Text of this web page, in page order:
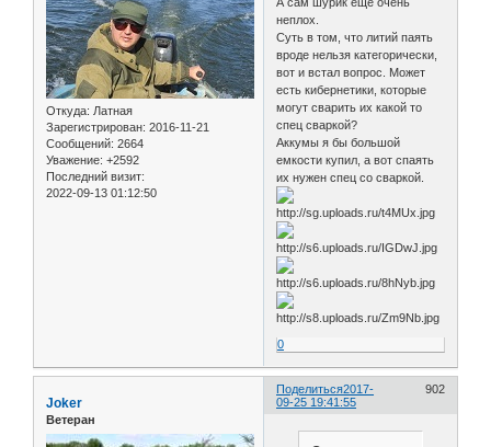
Откуда: Латная
Зарегистрирован: 2016-11-21
Сообщений: 2664
Уважение: +2592
Последний визит:
2022-09-13 01:12:50
А сам шурик еще очень
неплох.
Суть в том, что литий паять
вроде нельзя категорически,
вот и встал вопрос. Может
есть кибернетики, которые
могут сварить их какой то
спец сваркой?
Аккумы я бы большой
емкости купил, а вот спаять
их нужен спец со сваркой.
0
Поделиться 902
2017-
09-25 19:41:55
Joker
Ветеран